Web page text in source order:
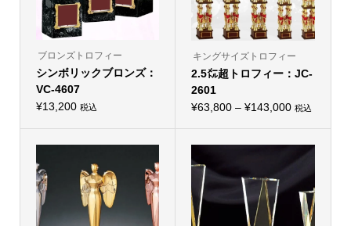
ブロンズトロフィー
シンボリックブロンズ：
VC-4607
¥13,200 税込
の
に
は
複
数
の
バ
キングサイズトロフィー
2.5㍍超トロフィー：JC-
2601
¥63,800 – ¥143,000価
¥63,800
¥143,000
税込
の
に
数
の
バ